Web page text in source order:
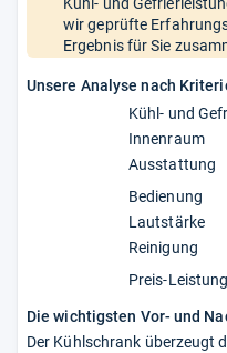
wir geprüfte
Ergebnis für Sie
Unsere Analyse nach
Kühl- und
Innenraum
Ausstattung
Bedienung
Lautstärke
Reinigung
Preis-Leistung
Die wichtigsten Vor- und
Der Kühlschrank überzeugt